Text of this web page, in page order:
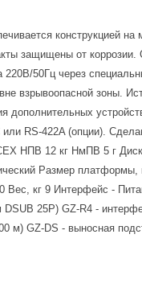
конструкцией на
защищены от коррозии.
220В/50Гц через
взрывоопасной зоны.
дополнительных
RS-422A (опции).
НПВ 12 кг НмПВ 5 г
Размер
Вес, кг 9 Интерфейс -
25P) GZ-R4 -
м) GZ-DS - выносная